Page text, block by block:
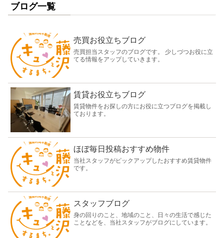
ブログ一覧
売買お役立ちブログ
売買担当スタッフのブログです。 少しづつお役に立
てる情報をアップしていきます。
賃貸お役立ちブログ
賃貸物件をお探しの方にお役に立つブログを掲載し
ております。
ほぼ毎日投稿おすすめ物件
当社スタッフがピックアップしたおすすめ賃貸物件
です。
スタッフブログ
身の回りのこと、地域のこと、日々の生活で感じた
ことなどを、当社スタッフがブログにしています。